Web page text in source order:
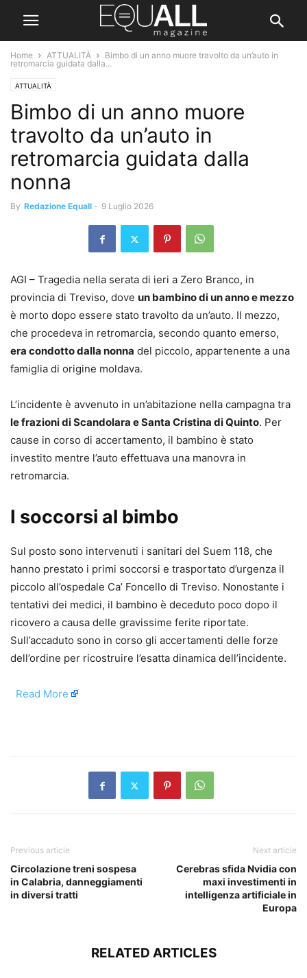
Home ATTUALITÀ
Bimbo di un anno muore travolto da un’auto in
retromarcia guidata dalla...
ATTUALITÀ
Bimbo di un anno muore
travolto da un’auto in
retromarcia guidata dalla
nonna
By Redazione Equall - 9 Luglio 2026
AGI – Tragedia nella serata di ieri a Zero Branco, in
provincia di Treviso, dove un bambino di un anno e mezzo
è morto dopo essere stato travolto da un’auto. Il mezzo,
che procedeva in retromarcia, secondo quanto emerso,
era condotto dalla nonna del piccolo, appartenente a una
famiglia di origine moldava.
L’incidente è avvenuto in un’abitazione nella campagna tra
le frazioni di Scandolara e Santa Cristina di Quinto. Per
cause in corso di accertamento, il bambino è stato
investito mentre l’auto effettuava una manovra in
retromarcia.
I soccorsi al bimbo
Sul posto sono intervenuti i sanitari del Suem 118, che
hanno prestato i primi soccorsi e trasportato d’urgenza il
piccolo all’ospedale Ca’ Foncello di Treviso. Nonostante i
tentativi dei medici, il bambino è deceduto poco dopo il
ricovero a causa delle gravissime ferite riportate.
Sull’accaduto sono in corso gli accertamenti delle forze
dell’ordine per ricostruire l’esatta dinamica dell’incidente.
Read More
Previous article
Circolazione treni sospesa
in Calabria, danneggiamenti
in diversi tratti
Next article
Cerebras sfida Nvidia con
maxi investimenti in
intelligenza artificiale in
Europa
RELATED ARTICLES